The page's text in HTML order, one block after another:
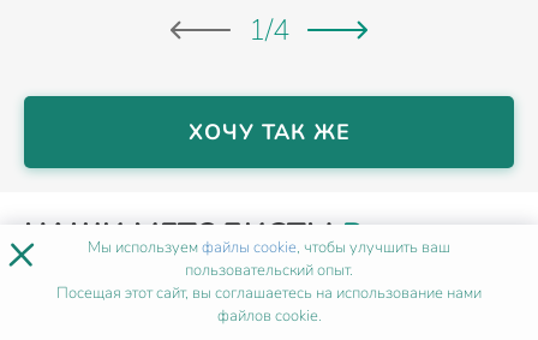
1/4
ХОЧУ ТАК ЖЕ
НАШИ МЕТОДИСТЫВ
ПЕТРОПАВЛОВСК-
КАМЧАТСКОМ
× Мы используемфайлы cookie, чтобы улучшить ваш
пользовательский опыт.
Посещая этот сайт, вы соглашаетесь на использование нами
файлов cookie.